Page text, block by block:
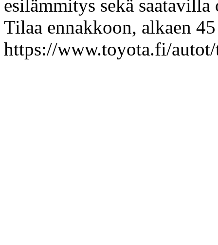
esilämmitys sekä
Tilaa ennakkoon, alkaen
https://www.toyota.fi/